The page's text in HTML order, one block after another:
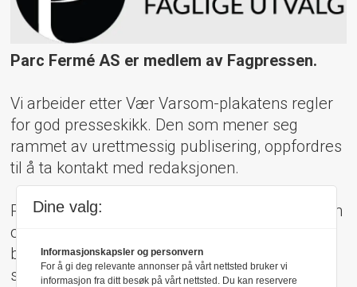
Parc Fermé AS er medlem av Fagpressen.
Vi arbeider etter Vær Varsom-plakatens regler
for god presseskikk. Den som mener seg
rammet av urettmessig publisering, oppfordres
til å ta kontakt med redaksjonen.
Pressens Faglige Utvalg (PFU) er et klageorgan
oppnevnt av Norsk Presseforbund som
behandler klager mot mediene i presseetiske
spørsmål.
Dine valg:
Informasjonskapsler og personvern
For å gi deg relevante annonser på vårt nettsted bruker vi
informasjon fra ditt besøk på vårt nettsted. Du kan reservere